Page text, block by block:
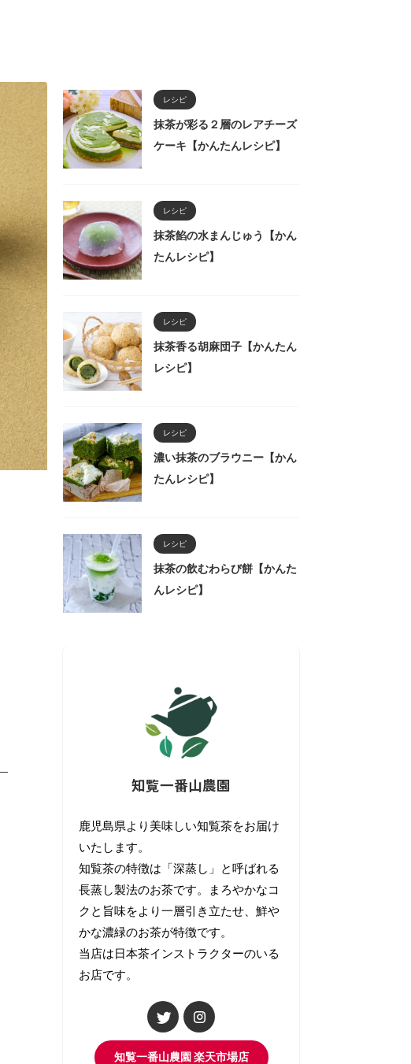
レシピ
抹茶が彩る２層のレアチーズ
ケーキ【かんたんレシピ】
レシピ
抹茶餡の水まんじゅう【かん
たんレシピ】
レシピ
抹茶香る胡麻団子【かんたん
レシピ】
レシピ
濃い抹茶のブラウニー【かん
たんレシピ】
レシピ
抹茶の飲むわらび餅【かんた
んレシピ】
知覧一番山農園
鹿児島県より美味しい知覧茶をお届け
いたします。
知覧茶の特徴は「深蒸し」と呼ばれる
長蒸し製法のお茶です。まろやかなコ
クと旨味をより一層引き立たせ、鮮や
かな濃緑のお茶が特徴です。
当店は日本茶インストラクターのいる
お店です。
知覧一番山農園 楽天市場店